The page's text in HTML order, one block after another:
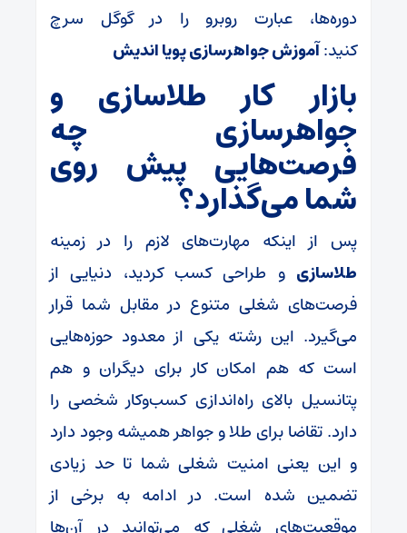
دوره‌ها، عبارت روبرو را در گوگل سرچ
کنید:آموزش جواهرسازی پویا اندیش
بازار کار طلاسازی و
جواهرسازی چه
فرصت‌هایی پیش روی
شما می‌گذارد؟
پس از اینکه مهارت‌های لازم را در زمینه
طلاسازی و طراحی کسب کردید، دنیایی از
فرصت‌های شغلی متنوع در مقابل شما قرار
می‌گیرد. این رشته یکی از معدود حوزه‌هایی
است که هم امکان کار برای دیگران و هم
پتانسیل بالای راه‌اندازی کسب‌وکار شخصی را
دارد. تقاضا برای طلا و جواهر همیشه وجود دارد
و این یعنی امنیت شغلی شما تا حد زیادی
تضمین شده است. در ادامه به برخی از
موقعیت‌های شغلی که می‌توانید در آن‌ها